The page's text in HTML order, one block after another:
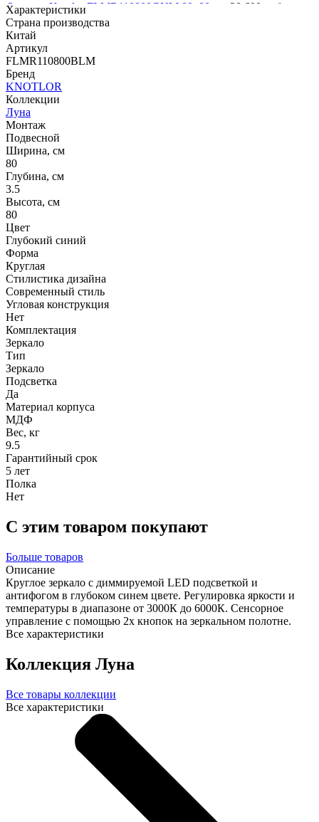
Зеркало Knotlor FLMR110800GNM 80х80 см
38 600 руб.
Характеристики
Страна производства
Китай
Артикул
FLMR110800BLM
Бренд
KNOTLOR
Коллекции
Луна
Монтаж
Подвесной
Ширина, см
80
Глубина, см
3.5
Высота, см
80
Цвет
Глубокий синий
Форма
Круглая
Стилистика дизайна
Современный стиль
Угловая конструкция
Нет
Комплектация
Зеркало
Тип
Зеркало
Подсветка
Да
Материал корпуса
МДФ
Вес, кг
9.5
Гарантийный срок
5 лет
Полка
Нет
С этим товаром покупают
Больше товаров
Описание
Круглое зеркало с диммируемой LED подсветкой и
антифогом в глубоком синем цвете. Регулировка яркости и
температуры в диапазоне от 3000К до 6000К. Сенсорное
управление с помощью 2х кнопок на зеркальном полотне.
Все характеристики
Коллекция Луна
Все товары коллекции
Все характеристики